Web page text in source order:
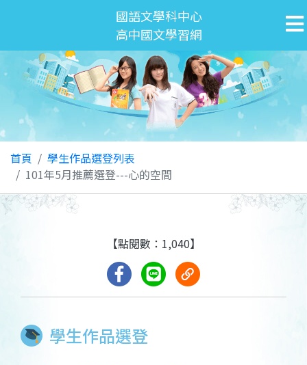
國語文學科中心
高中國文學習網
首頁
學生作品選登列表
101年5月推薦選登---心的空間
學生作品選登
【點閱數：1,040】